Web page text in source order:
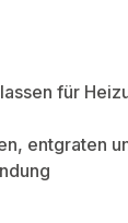
für
entgraten